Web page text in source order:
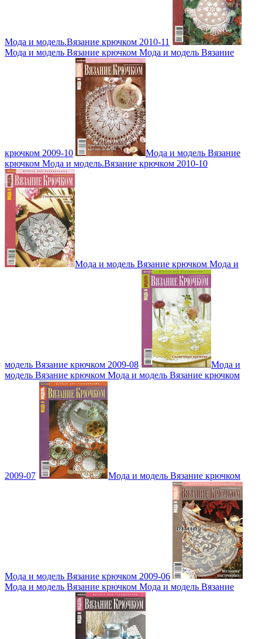
Мода и модель.Вязание крючком 2010-11
Мода и модель Вязание крючком Мода и модель Вязание
крючком 2009-10
Мода и модель Вязание
крючком Мода и модель.Вязание крючком 2010-10
Мода и модель Вязание крючком Мода и
модель Вязание крючком 2009-08
Мода и
модель Вязание крючком Мода и модель Вязание крючком
2009-07 Мода и модель Вязание крючком
Мода и модель Вязание крючком 2009-06
Мода и модель Вязание крючком Мода и модель Вязание